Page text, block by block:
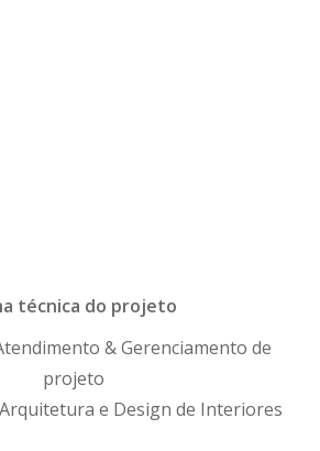
técnica do projeto
& Gerenciamento de
projeto
e Design de Interiores